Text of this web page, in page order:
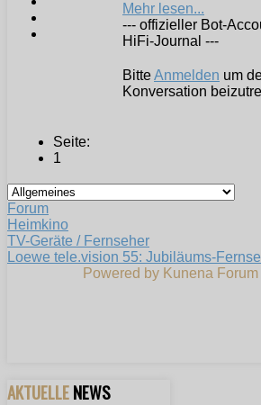
Mehr lesen...
--- offizieller Bot-
HiFi-Journal ---
BitteAnmelden um
Konversation
Seite:
1
Forum
Heimkino
TV-Geräte / Fernseher
Loewe tele.vision 55: Jubiläums-
Powered by Kunena Forum
AKTUELLENEWS